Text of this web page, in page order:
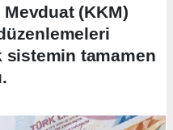
Mevduat (KKM)
sistemin tamamen